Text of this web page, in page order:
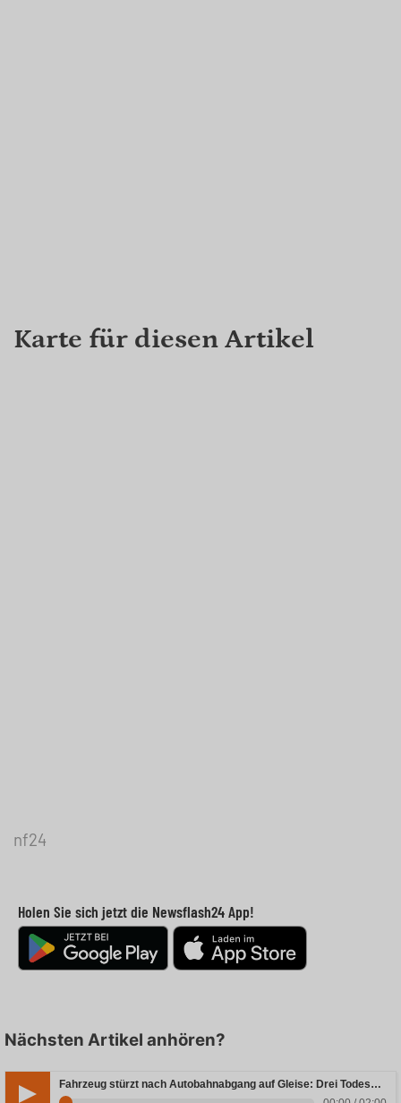
Karte für diesen Artikel
nf24
Holen Sie sich jetzt die Newsflash24 App!
Nächsten Artikel anhören?
Fahrzeug stürzt nach Autobahnabgang auf Gleise: Drei Todesopfer in Bayern